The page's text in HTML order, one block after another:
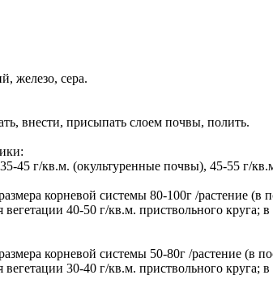
железо, сера.
внести, присыпать слоем почвы, полить.
45 г/кв.м. (окультуренные почвы), 45-55 г/
корневой системы 80-100г /растение (в
40-50 г/кв.м. приствольного круга;
корневой системы 50-80г /растение (в
30-40 г/кв.м. приствольного круга;